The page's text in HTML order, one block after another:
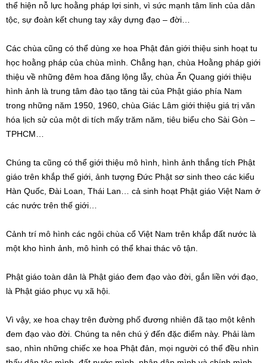
thể hiện nỗ lực hoằng pháp lợi sinh, vì sức mạnh tâm linh của dân
tộc, sự đoàn kết chung tay xây dựng đạo – đời…
Các chùa cũng có thể dùng xe hoa Phật đản giới thiệu sinh hoạt tu
học hoằng pháp của chùa mình. Chẳng hạn, chùa Hoằng pháp giới
thiệu về những đêm hoa đăng lộng lẫy, chùa Ấn Quang giới thiệu
hình ảnh là trung tâm đào tạo tăng tài của Phật giáo phía Nam
trong những năm 1950, 1960, chùa Giác Lâm giới thiệu giá trị văn
hóa lịch sử của một di tích mấy trăm năm, tiêu biểu cho Sài Gòn –
TPHCM…
Chúng ta cũng có thể giới thiệu mô hình, hình ảnh thắng tích Phật
giáo trên khắp thế giới, ảnh tượng Đức Phật sơ sinh theo các kiểu
Hàn Quốc, Đài Loan, Thái Lan… cả sinh hoạt Phật giáo Việt Nam ở
các nước trên thế giới…
Cảnh trí mô hình các ngôi chùa cổ Việt Nam trên khắp đất nước là
một kho hình ảnh, mô hình có thể khai thác vô tận.
Phật giáo toàn dân là Phật giáo đem đạo vào đời, gắn liền với đạo,
là Phật giáo phục vụ xã hội.
Vì vậy, xe hoa chạy trên đường phố đương nhiên đã tạo một kênh
đem đạo vào đời. Chúng ta nên chú ý đến đặc điểm này. Phải làm
sao, nhìn những chiếc xe hoa Phật đản, mọi người có thể đều nhìn